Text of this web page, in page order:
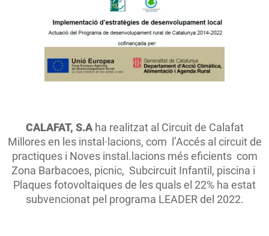
CALAFAT, S.Aha realitzat al Circuit de Calafat
Millores en les instal·lacions, com l’Accés al circuit de
practiques i Noves instal.lacions més eficients com
Zona Barbacoes, picnic, Subcircuit Infantil, piscina i
Plaques fotovoltaiques de les quals el 22% ha estat
subvencionat pel programa LEADER del 2022.